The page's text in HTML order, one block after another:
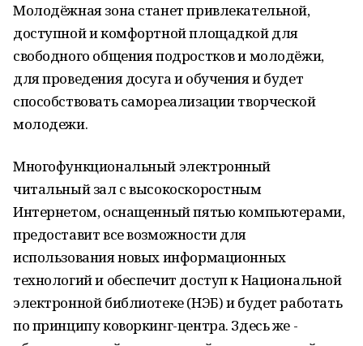
Молодёжная зона станет привлекательной,
доступной и комфортной площадкой для
свободного общения подростков и молодёжи,
для проведения досуга и обучения и будет
способствовать самореализации творческой
молодежи.
Многофункциональный электронный
читальный зал с высокоскоростным
Интернетом, оснащенный пятью компьютерами,
предоставит все возможности для
использования новых информационных
технологий и обеспечит доступ к Национальной
электронной библиотеке (НЭБ) и будет работать
по принципу коворкинг-центра. Здесь же -